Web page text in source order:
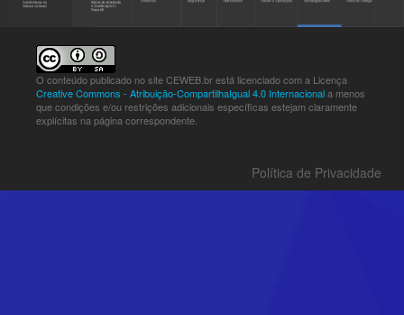
O conteúdo publicado no site CEWEB.br está licenciado com a Licença
Creative Commons - Atribuição-CompartilhaIgual 4.0 Internacionala menos
que condições e/ou restrições adicionais específicas estejam claramente
explícitas na página correspondente.
Política de Privacidade